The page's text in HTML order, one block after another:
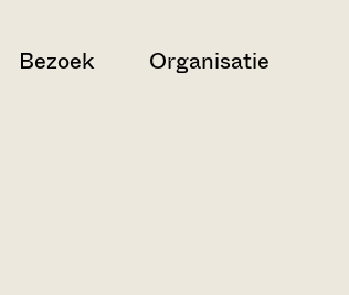
Bezoek Organisatie